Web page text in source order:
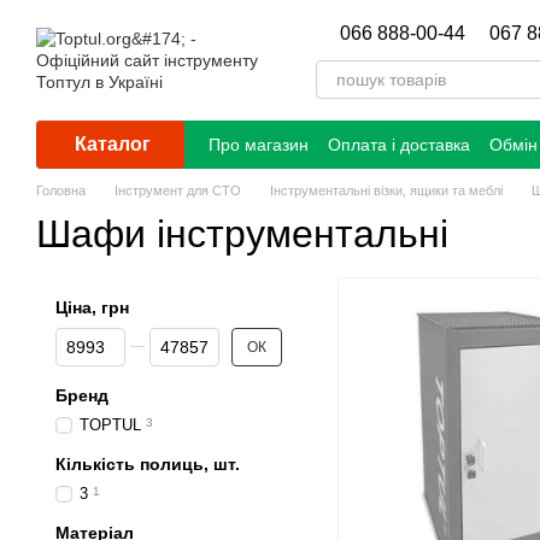
066 888-00-44 067
Каталог Про магазин Оплата і доставка
Головна Інструмент для СТО Інструментальні візки, ящики та меблі
Шафи інструментальні
Ціна, грн
Від Ціна, грн
До Ціна, грн ОК
Бренд
TOPTUL 3
Кількість полиць, шт.
3 1
Матеріал